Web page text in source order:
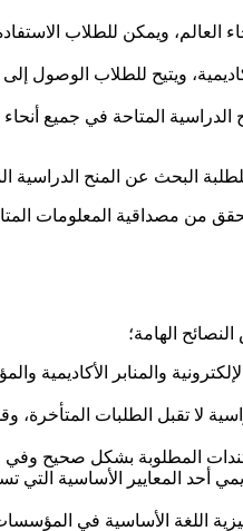
العالم، ويمكن للطلاب
ويتيح للطلاب الوصول
المتاحة في جميع
البحث عن المنح الدراسية
من مصداقية المعلومات
الهامة؛
والمنابر الأكاديمية
تقبل الطلبات المتأخرة، وقد
المطلوبة بشكل صحيح
المعايير الأساسية التي
اللغة الأساسية في